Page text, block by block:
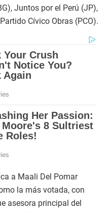
Juntos por el Perú (JP),
Cívico Obras (PCO).
a Maali Del Pomar
la más votada, con
asesora principal del